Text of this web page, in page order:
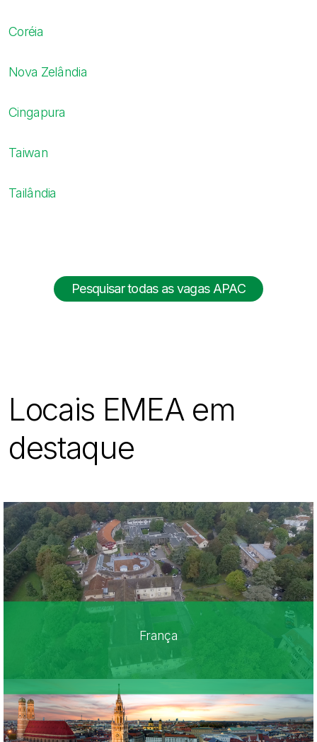
Coréia
Nova Zelândia
Cingapura
Taiwan
Tailândia
Pesquisar todas as vagas APAC
Locais EMEA em
destaque
França